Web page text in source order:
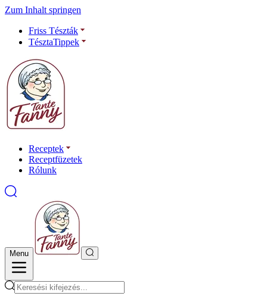
Zum Inhalt springen
Friss Tészták
TésztaTippek
Receptek
Receptfüzetek
Rólunk
Menu